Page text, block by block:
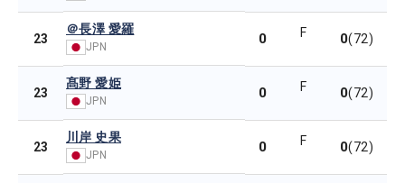
23
＠長澤 愛羅
JPN 0 F 0(72)
23
髙野 愛姫
JPN 0 F 0(72)
23
川岸 史果
JPN 0 F 0(72)